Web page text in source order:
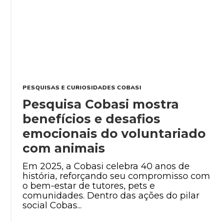
PESQUISAS E CURIOSIDADES COBASI
Pesquisa Cobasi mostra
benefícios e desafios
emocionais do voluntariado
com animais
Em 2025, a Cobasi celebra 40 anos de
história, reforçando seu compromisso com
o bem-estar de tutores, pets e
comunidades. Dentro das ações do pilar
social Cobas...